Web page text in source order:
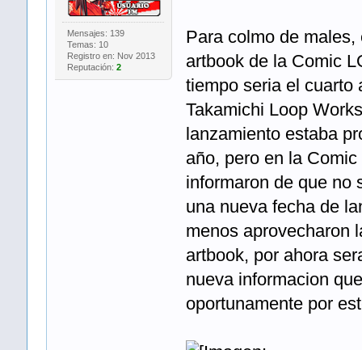
Mensajes: 139
Temas: 10
Registro en: Nov 2013
Reputación: 2
Para colmo de
artbook de la Comic
tiempo seria el cuarto
Takamichi Loop
lanzamiento estaba
año, pero en la
informaron de que no
una nueva fecha de
menos aprovecharon
artbook, por ahora
nueva informacion
oportunamente por